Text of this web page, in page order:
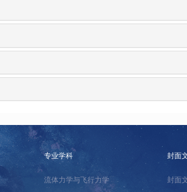
专业学科
流体力学与飞行力学
封面
封面